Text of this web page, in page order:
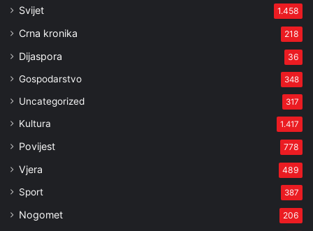
Svijet 1.458
Crna kronika 218
Dijaspora 36
Gospodarstvo 348
Uncategorized 317
Kultura 1.417
Povijest 778
Vjera 489
Sport 387
Nogomet 206